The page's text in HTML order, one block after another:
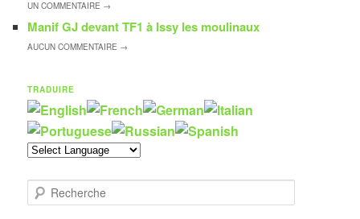
UNCOMMENTAIRE →
Manif GJ devant TF1 à Issy les moulinaux
AUCUNCOMMENTAIRE →
TRADUIRE
e